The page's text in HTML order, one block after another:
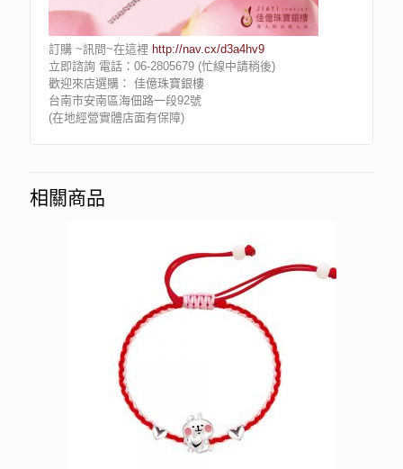
訂購 ~訊問~在這裡 http://nav.cx/d3a4hv9
立即諮詢 電話：06-2805679 (忙線中請稍後)
歡迎來店選購： 佳億珠寶銀樓
台南市安南區海佃路一段92號
(在地經營實體店面有保障)
相關商品